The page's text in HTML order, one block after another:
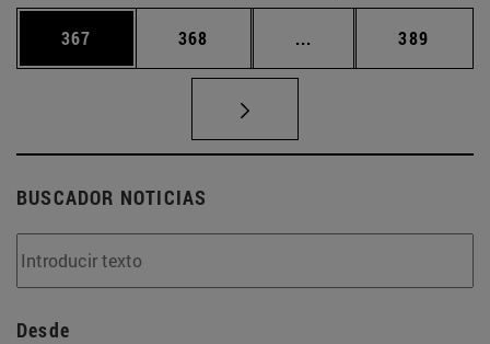
Página
367 Página
368 ... Páginas intermedias
Página
389
BUSCADOR NOTICIAS
Desde